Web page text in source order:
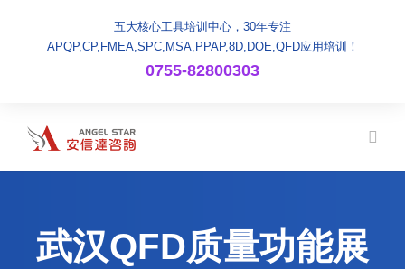
五大核心工具培训中心，30年专注
APQP,CP,FMEA,SPC,MSA,PPAP,8D,DOE,QFD应用培训！
0755-82800303
武汉QFD质量功能展